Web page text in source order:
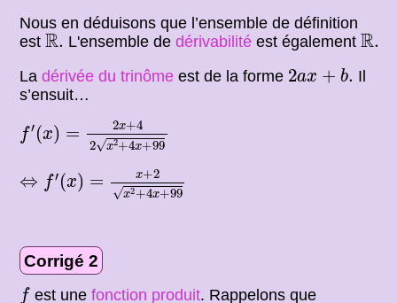
Nous en déduisons que l’ensemble de définition
estR.
R . L'ensemble dedérivabilité est égalementR.
R
Ladérivée du trinôme est de la forme 2ax + b.
2ax + .
Il
s’ensuit…
f′(x) = 2x+4
2√x2+4x+99
′( x = 2x2+
⇔ f′(x) = x+2
√x2+4x+99
(x ) = +4 x
Corrigé 2
f
f est une fonction produit. Rappelons que